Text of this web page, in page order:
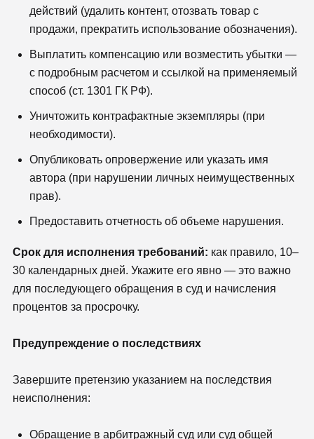
действий (удалить контент, отозвать товар с
продажи, прекратить использование обозначения).
Выплатить компенсацию или возместить убытки —
с подробным расчетом и ссылкой на применяемый
способ (ст. 1301 ГК РФ).
Уничтожить контрафактные экземпляры (при
необходимости).
Опубликовать опровержение или указать имя
автора (при нарушении личных неимущественных
прав).
Предоставить отчетность об объеме нарушения.
Срок для исполнения требований: как правило, 10–
30 календарных дней. Укажите его явно — это важно
для последующего обращения в суд и начисления
процентов за просрочку.
Предупреждение о последствиях
Завершите претензию указанием на последствия
неисполнения:
Обращение в арбитражный суд или суд общей